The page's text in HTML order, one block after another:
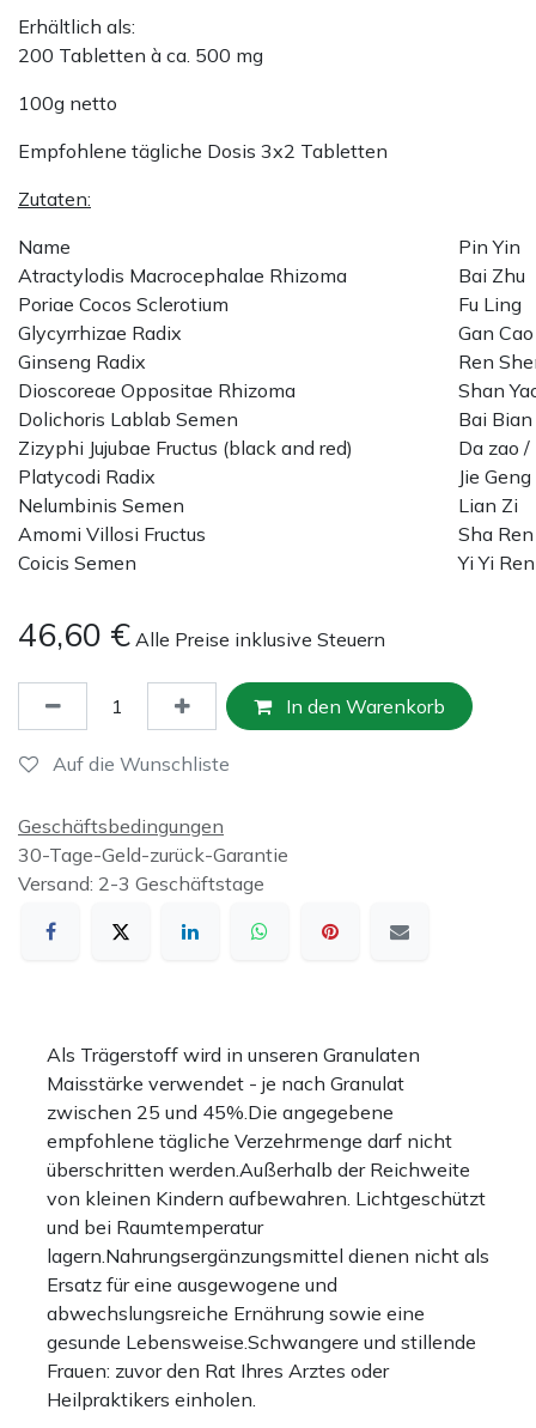
Erhältlich als:
200 Tabletten à ca. 500 mg
100g netto
Empfohlene tägliche Dosis 3x2 Tabletten
Zutaten:
Name
Pin Yin
Atractylodis Macrocephalae Rhizoma
Bai Zhu
Poriae Cocos Sclerotium
Fu Ling
Glycyrrhizae Radix
Gan Cao
Ginseng Radix
Ren
Dioscoreae Oppositae Rhizoma
Shan
Dolichoris Lablab Semen
Bai Bian
Zizyphi Jujubae Fructus (black and red)
Da zao
Platycodi Radix
Jie Geng
Nelumbinis Semen
Lian Zi
Amomi Villosi Fructus
Sha Ren
Coicis Semen
Yi Yi Ren
46,60 € Alle Preise inklusive Steuern
In den Warenkorb
Auf die Wunschliste
Geschäftsbedingungen
30-Tage-Geld-zurück-Garantie
Versand: 2-3 Geschäftstage
Als Trägerstoff wird in unseren Granulaten
Maisstärke verwendet - je nach Granulat
zwischen 25 und 45%.Die angegebene
empfohlene tägliche Verzehrmenge darf nicht
überschritten werden.Außerhalb der Reichweite
von kleinen Kindern aufbewahren. Lichtgeschützt
und bei Raumtemperatur
lagern.Nahrungsergänzungsmittel dienen nicht als
Ersatz für eine ausgewogene und
abwechslungsreiche Ernährung sowie eine
gesunde Lebensweise.Schwangere und stillende
Frauen: zuvor den Rat Ihres Arztes oder
Heilpraktikers einholen.